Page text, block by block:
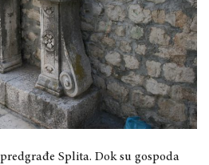
Splita. Dok su gospoda